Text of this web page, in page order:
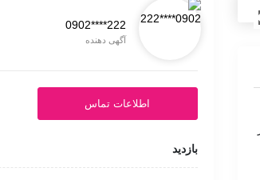
0902****222
آگهی دهنده
اطلاعات تماس
بازدید